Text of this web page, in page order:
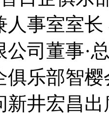
人事室室
公司董事·
俱乐部智
新井宏昌